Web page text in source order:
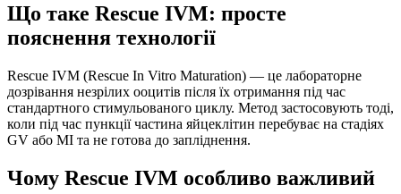
Що таке Rescue IVM: просте
пояснення технології
Rescue IVM (Rescue In Vitro Maturation) — це лабораторне
дозрівання незрілих ооцитів після їх отримання під час
стандартного стимульованого циклу. Метод застосовують тоді,
коли під час пункції частина яйцеклітин перебуває на стадіях
GV або MI та не готова до запліднення.
Чому Rescue IVM особливо важливий